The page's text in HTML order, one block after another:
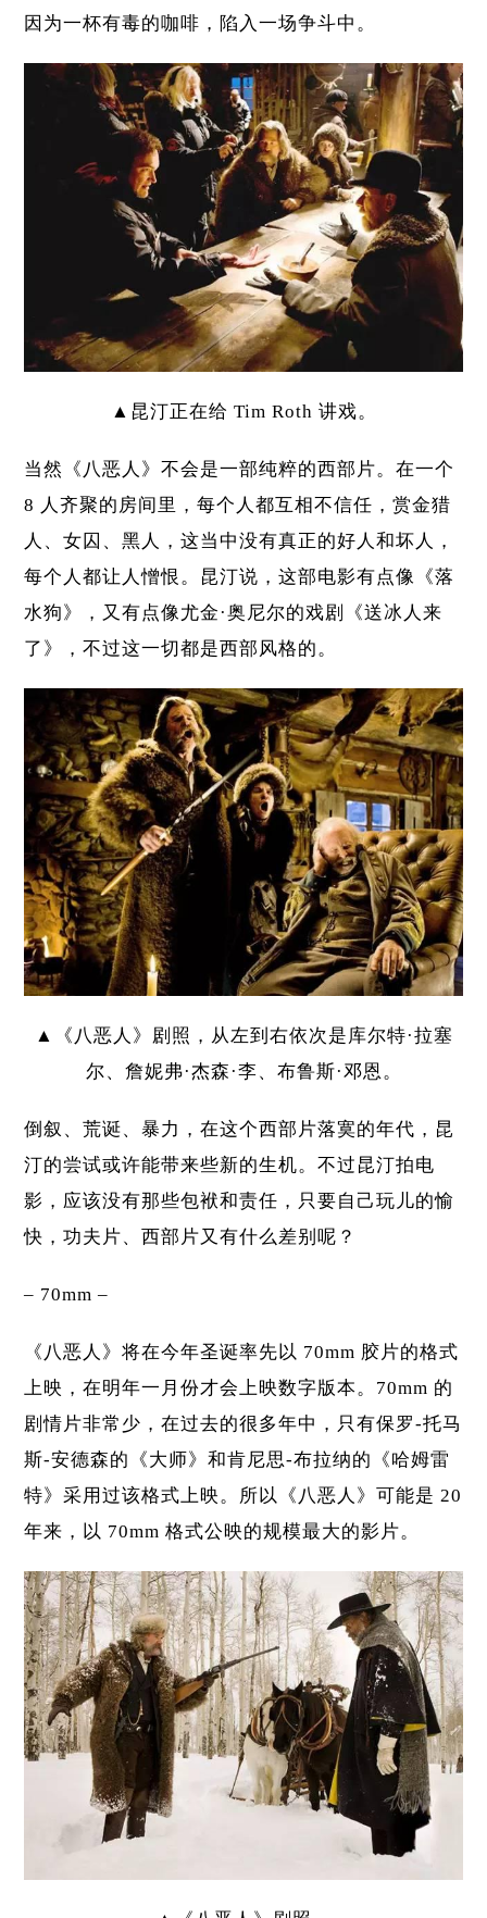
因为一杯有毒的咖啡，陷入一场争斗中。
▲昆汀正在给 Tim Roth 讲戏。
当然《八恶人》不会是一部纯粹的西部片。在一个
8 人齐聚的房间里，每个人都互相不信任，赏金猎
人、女囚、黑人，这当中没有真正的好人和坏人，
每个人都让人憎恨。昆汀说，这部电影有点像 《落
水狗》
，又有点像尤金·奥尼尔的戏剧《送冰人来
了》，不过这一切都是西部风格的。
▲《八恶人》剧照，从左到右依次是库尔特·拉塞
尔、詹妮弗·杰森·李、布鲁斯·邓恩。
倒叙、荒诞、暴力，在这个西部片落寞的年代，昆
汀的尝试或许能带来些新的生机。不过昆汀拍电
影，应该没有那些包袱和责任，只要自己玩儿的愉
快，功夫片、西部片又有什么差别呢？
– 70mm –
《八恶人》将在今年圣诞率先以 70mm 胶片的格式
上映，在明年一月份才会上映数字版本。70mm 的
剧情片非常少，在过去的很多年中，只有保罗-托马
斯-安德森的 《大师》和肯尼思-布拉纳的《哈姆雷
特》采用过该格式上映。所以《八恶人》可能是 20
年来，以 70mm 格式公映的规模最大的影片。